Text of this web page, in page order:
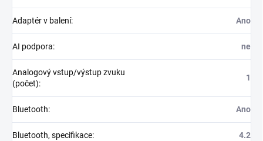
Adaptér v balení: Ano
AI podpora: ne
Analogový vstup/výstup zvuku
(počet):
1
Bluetooth: Ano
Bluetooth, specifikace: 4.2